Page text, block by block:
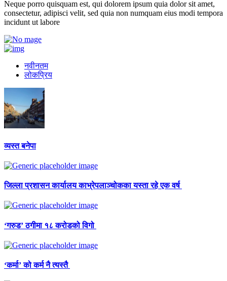
Neque porro quisquam est, qui dolorem ipsum quia dolor sit amet,
consectetur, adipisci velit, sed quia non numquam eius modi tempora
incidunt ut labore
नवीनतम
लोकप्रिय
व्यस्त बनेपा
जिल्ला प्रशासन कार्यालय काभ्रेपलाञ्चोकका यस्ता रहे एक वर्ष
‘गरुड’ ठगीमा १८ करोडको विगो
‘कर्मा’ को कर्म नै त्यस्तै